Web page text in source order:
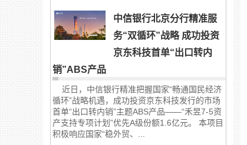
中信银行北京分行精准服
务“双循环”战略 成功投资
京东科技首单“出口转内
销”ABS产品
近日，中信银行精准把握国家“畅通国民经济
循环”战略机遇，成功投资京东科技发行的市场
首单“出口转内销”主题ABS产品——“禾昱7-5资
产支持专项计划”优先A级份额1.6亿元。 本项目
积极响应国家“稳外贸、...